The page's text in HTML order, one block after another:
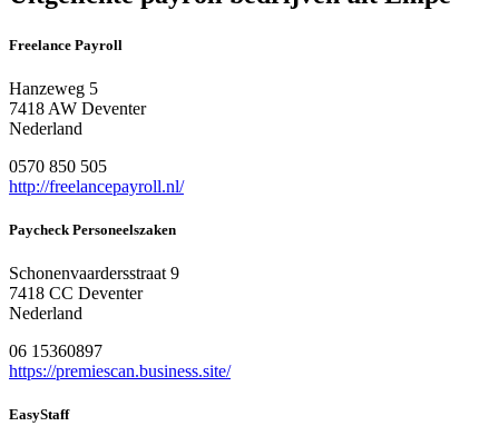
Freelance Payroll
Hanzeweg 5
7418 AW Deventer
Nederland
0570 850 505
http://freelancepayroll.nl/
Paycheck Personeelszaken
Schonenvaardersstraat 9
7418 CC Deventer
Nederland
06 15360897
https://premiescan.business.site/
EasyStaff